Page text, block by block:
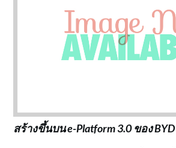
สร้างขึ้นบน e-Platform 3.0 ของ BYD